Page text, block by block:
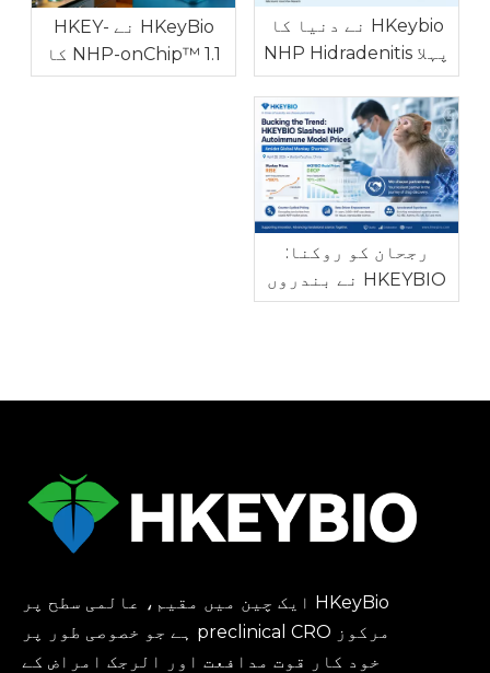
HKeybio نے دنیا کا
پہلا NHP Hidradenitis
Suppurativa ماڈل
متعارف کرایا ہے جس
میں عالمی منشیات کی
R&D رکاوٹ سے نمٹنے
کے لیے اعلیٰ طبی
مستقل مزاجی ہے
HKeyBio نے HKEY-
NHP-onChip™ 1.1 کا
آغاز کیا: آٹو امیون
رجحان کو روکنا:
HKEYBIO نے بندروں
کی عالمی قلت کے
HKeyBio ایک چین میں مقیم، عالمی سطح پر
مرکوز preclinical CRO ہے جو خصوصی طور پر
خود کار قوت مدافعت اور الرجک امراض کے